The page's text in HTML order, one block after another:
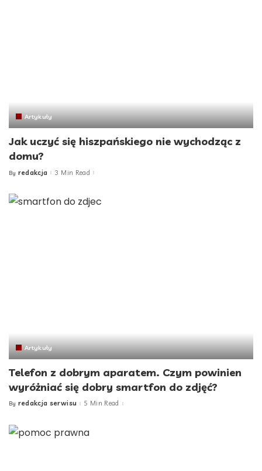
Artykuły
Jak uczyć się hiszpańskiego nie wychodząc z
domu?
Posted
By redakcja 3 Min Read
Artykuły
Telefon z dobrym aparatem. Czym powinien
wyróżniać się dobry smartfon do zdjęć?
Posted
By redakcja serwisu 5 Min Read